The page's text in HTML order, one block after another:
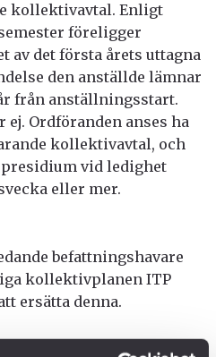
kollektivavtal. Enligt
föreligger
av det första årets uttagna
den anställde lämnar
från anställningsstart.
Ordföranden anses ha
kollektivavtal, och
vid ledighet
eller mer.
befattningshavare
kollektivplanen ITP
ersätta denna.